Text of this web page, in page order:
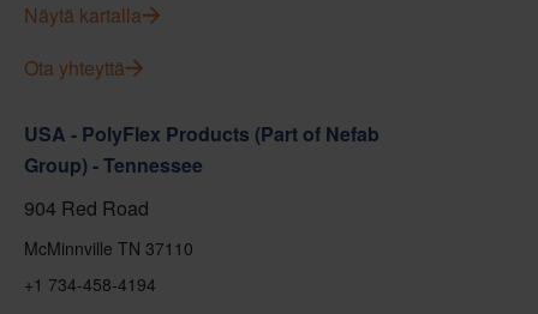
Näytä kartalla
Ota yhteyttä
USA - PolyFlex Products (Part of Nefab
Group) - Tennessee
904 Red Road
McMinnville TN 37110
+1 734-458-4194